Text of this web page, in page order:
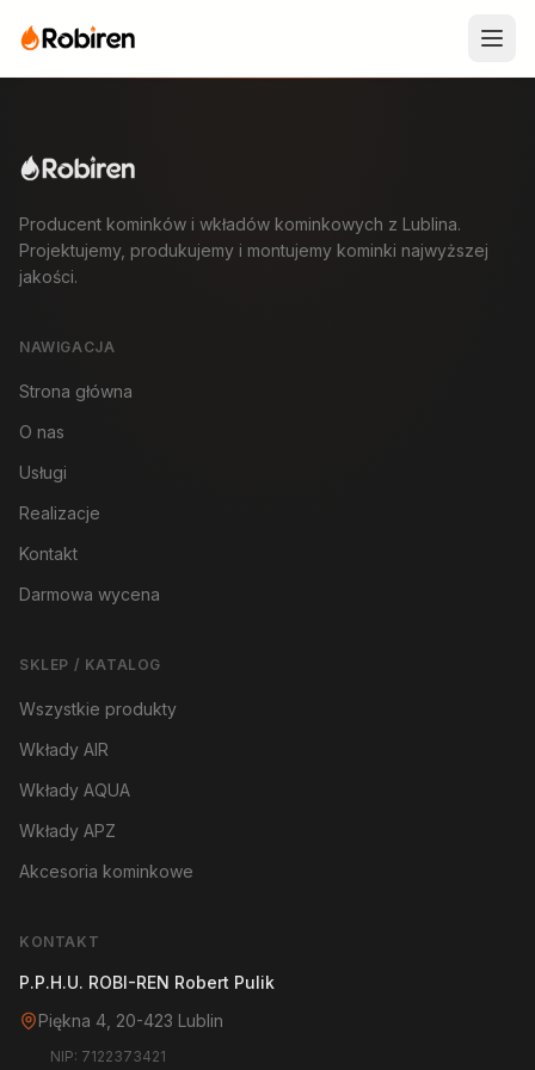
Producent kominków i wkładów kominkowych z Lublina.
Projektujemy, produkujemy i montujemy kominki najwyższej
jakości.
NAWIGACJA
Strona główna
O nas
Usługi
Realizacje
Kontakt
Darmowa wycena
SKLEP / KATALOG
Wszystkie produkty
Wkłady AIR
Wkłady AQUA
Wkłady APZ
Akcesoria kominkowe
KONTAKT
P.P.H.U. ROBI-REN Robert Pulik
Piękna 4, 20-423 Lublin
NIP: 7122373421